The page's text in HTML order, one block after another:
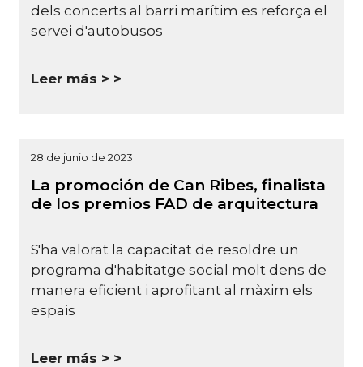
dels concerts al barri marítim es reforça el
servei d'autobusos
Leer más >
28 de junio de 2023
La promoción de Can Ribes, finalista
de los premios FAD de arquitectura
S'ha valorat la capacitat de resoldre un
programa d'habitatge social molt dens de
manera eficient i aprofitant al màxim els
espais
Leer más >